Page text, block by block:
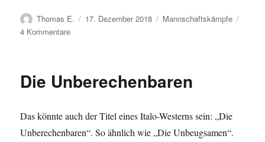
Autor
Thomas E.
Veröffentlicht
17. Dezember 2018 Kategorien
Mannschaftskämpfe
4 Kommentarezu
Die Unberechenbaren
Das könnte auch der Titel eines Italo-Westerns sein: „Die
Unberechenbaren“. So ähnlich wie „Die Unbeugsamen“.